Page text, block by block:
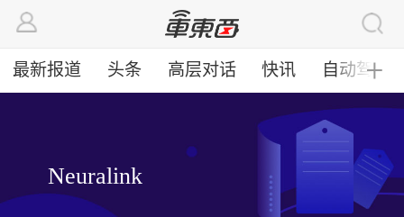
最新报道 头条 高层对话 快讯 自动驾驶
╋
Neuralink